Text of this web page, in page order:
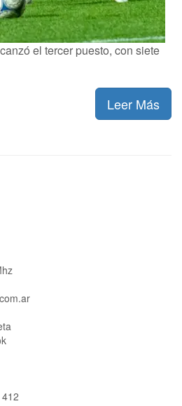
el tercer puesto, con siete
Leer Más